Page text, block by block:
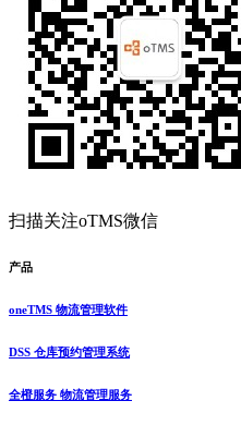
扫描关注oTMS微信
产品
oneTMS 物流管理软件
DSS 仓库预约管理系统
全橙服务 物流管理服务